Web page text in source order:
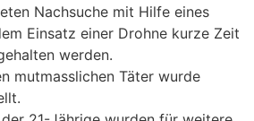
Nachsuche mit Hilfe eines
Einsatz einer Drohne kurze Zeit
werden.
mutmasslichen Täter wurde